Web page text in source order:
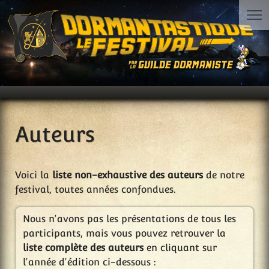
Auteurs
Voici la liste non-exhaustive des auteursde notre
festival, toutes années confondues.
Nous n'avons pas les présentations de tous les
participants, mais vous pouvez retrouver la
liste complète des auteursen cliquant sur
l'année d'édition ci-dessous :